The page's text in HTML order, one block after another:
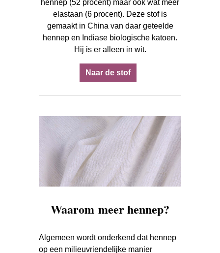
hennep (52 procent) maar ook wat meer
elastaan (6 procent). Deze stof is
gemaakt in China van daar geteelde
hennep en Indiase biologische katoen.
Hij is er alleen in wit.
Naar de stof
Waarom meer hennep?
Algemeen wordt onderkend dat hennep
op een milieuvriendelijke manier